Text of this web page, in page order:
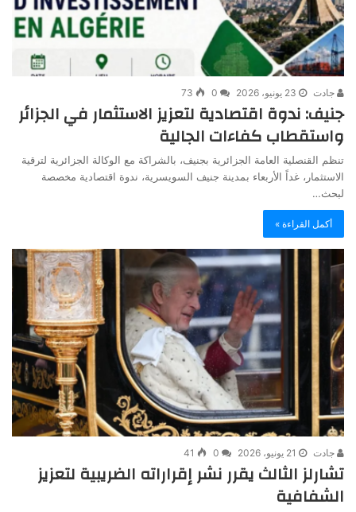
جادت 23 يونيو، 2026 0
73
جنيف: ندوة اقتصادية لتعزيز الاستثمار في الجزائر
واستقطاب كفاءات الجالية
تنظم القنصلية العامة الجزائرية بجنيف، بالشراكة مع الوكالة الجزائرية لترقية
الاستثمار، غداً الأربعاء بمدينة جنيف السويسرية، ندوة اقتصادية مخصصة
لبحث…
أكمل القراءة »
جادت 21 يونيو، 2026 0
41
تشارلز الثالث يقرر نشر إقراراته الضريبية لتعزيز
الشفافية